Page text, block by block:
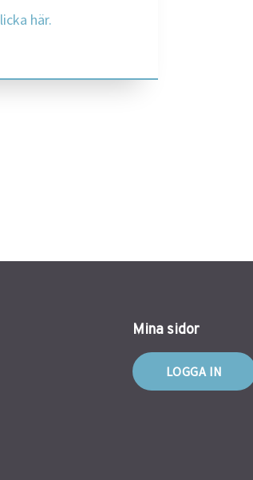
här.
Mina sidor
LOGGA IN